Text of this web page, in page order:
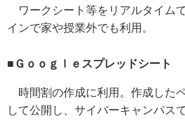
ワークシート等をリアルタイム
インで家や授業外でも利用。
■Ｇｏｏｇｌｅスプレッドシート
時間割の作成に利用。作成した
して公開し、サイバーキャンパス